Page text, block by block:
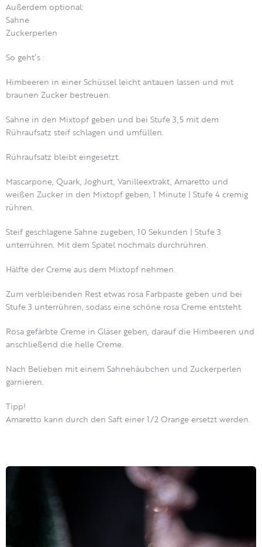
Außerdem optional:
Sahne
Zuckerperlen
So geht´s :
Himbeeren in einer Schüssel leicht antauen lassen und mit
braunen Zucker bestreuen.
Sahne in den Mixtopf geben und bei Stufe 3,5 mit dem
Rühraufsatz steif schlagen und umfüllen.
Rühraufsatz bleibt eingesetzt.
Mascarpone, Quark, Joghurt, Vanilleextrakt, Amaretto und
weißen Zucker in den Mixtopf geben, 1 Minute | Stufe 4 cremig
rühren.
Steif geschlagene Sahne zugeben, 10 Sekunden | Stufe 3
unterrühren. Mit dem Spatel nochmals durchrühren.
Hälfte der Creme aus dem Mixtopf nehmen.
Zum verbleibenden Rest etwas rosa Farbpaste geben und bei
Stufe 3 unterrühren, sodass eine schöne rosa Creme entsteht.
Rosa gefärbte Creme in Gläser geben, darauf die Himbeeren und
anschließend die helle Creme.
Nach Belieben mit einem Sahnehäubchen und Zuckerperlen
garnieren.
Tipp!
Amaretto kann durch den Saft einer 1/2 Orange ersetzt werden.